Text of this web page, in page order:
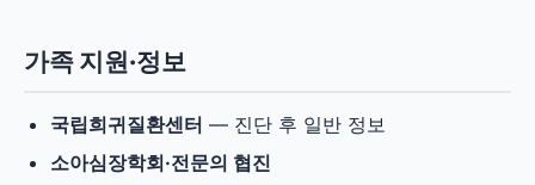
가족 지원·정보
국립희귀질환센터 — 진단 후 일반 정보
소아심장학회·전문의 협진